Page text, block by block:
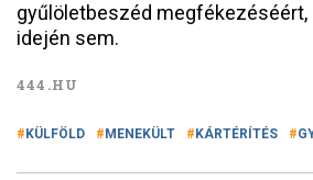
gyűlöletbeszéd megfékezéséért,
idején sem.
444.HU
KÜLFÖLD MENEKÜLT KÁRTÉRÍTÉS